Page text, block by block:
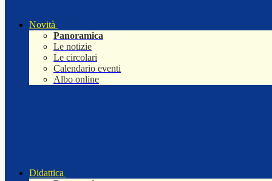
Novità
Panoramica
Le notizie
Le circolari
Calendario eventi
Albo online
Didattica